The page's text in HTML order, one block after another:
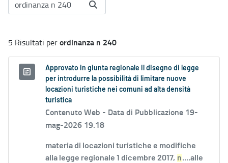
5 Risultati perordinanza n 240
Approvato in giunta regionale il disegno di legge
per introdurre la possibilità di limitare nuove
locazioni turistiche nei comuni ad alta densità
turistica
Contenuto Web - Data di Pubblicazione 19-
mag-2026 19.18
materia di locazioni turistiche e modifiche
alla legge regionale 1 dicembre 2017, n....alle